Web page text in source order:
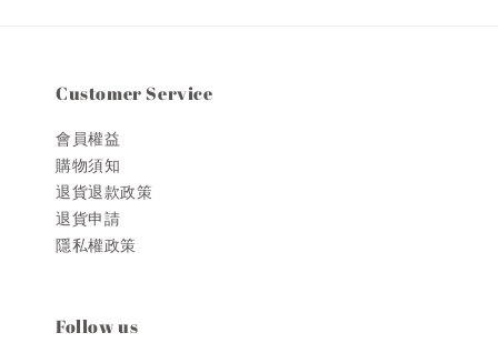
Customer Service
會員權益
購物須知
退貨退款政策
退貨申請
隱私權政策
Follow us